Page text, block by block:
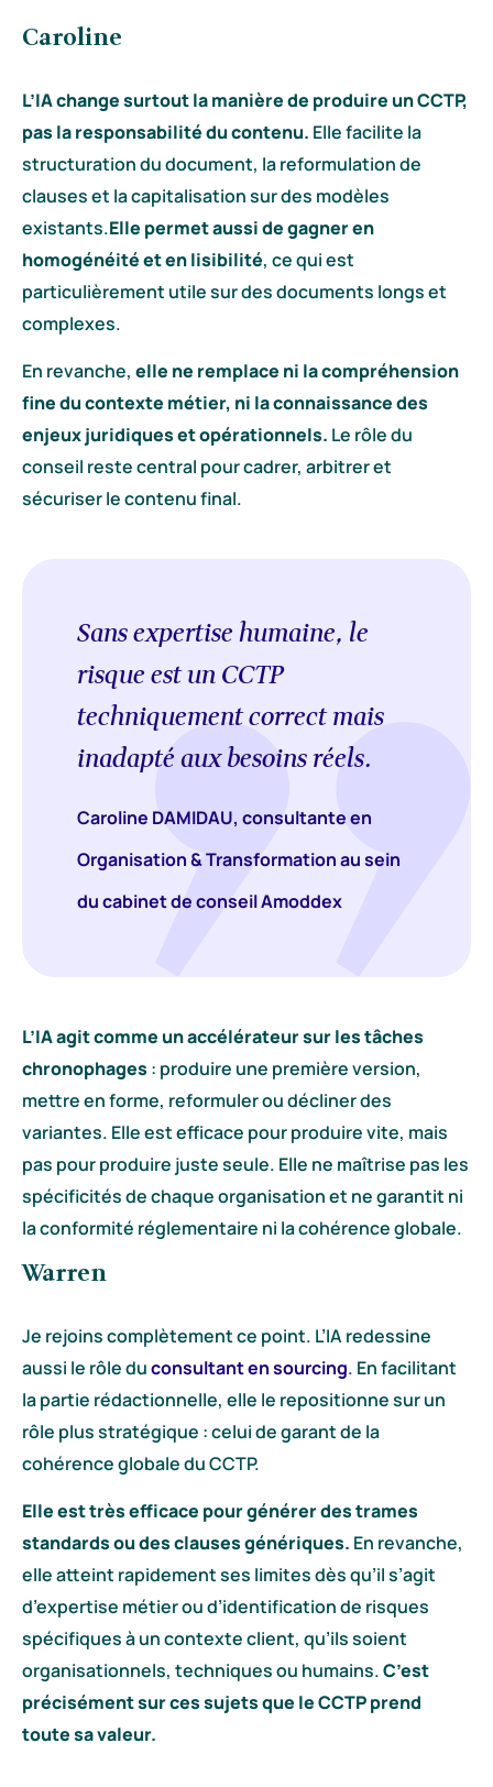
Caroline
L’IA change surtout la manière de produire un CCTP,
pas la responsabilité du contenu. Elle facilite la
structuration du document, la reformulation de
clauses et la capitalisation sur des modèles
existants.Elle permet aussi de gagner en
homogénéité et en lisibilité, ce qui est
particulièrement utile sur des documents longs et
complexes.
En revanche, elle ne remplace ni la compréhension
fine du contexte métier, ni la connaissance des
enjeux juridiques et opérationnels. Le rôle du
conseil reste central pour cadrer, arbitrer et
sécuriser le contenu final.
Sans expertise humaine, le
risque est un CCTP
techniquement correct mais
inadapté aux besoins réels.
Caroline DAMIDAU, consultante en
Organisation & Transformation au sein
du cabinet de conseil Amoddex
L’IA agit comme un accélérateur sur les tâches
chronophages : produire une première version,
mettre en forme, reformuler ou décliner des
variantes. Elle est efficace pour produire vite, mais
pas pour produire juste seule. Elle ne maîtrise pas les
spécificités de chaque organisation et ne garantit ni
la conformité réglementaire ni la cohérence globale.
Warren
Je rejoins complètement ce point. L’IA redessine
aussi le rôle duconsultant en sourcing. En facilitant
la partie rédactionnelle, elle le repositionne sur un
rôle plus stratégique : celui de garant de la
cohérence globale du CCTP.
Elle est très efficace pour générer des trames
standards ou des clauses génériques. En revanche,
elle atteint rapidement ses limites dès qu’il s’agit
d’expertise métier ou d’identification de risques
spécifiques à un contexte client, qu’ils soient
organisationnels, techniques ou humains.C’est
précisément sur ces sujets que le CCTP prend
toute sa valeur.